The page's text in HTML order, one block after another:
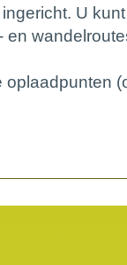
U
en